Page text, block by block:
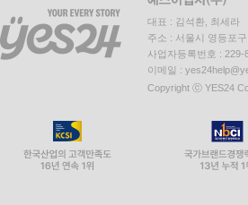
대표 : 김석환, 최세라
주소 : 서울시 영등포
사업자등록번호 :
이메일 :
Copyright ⓒ YES24